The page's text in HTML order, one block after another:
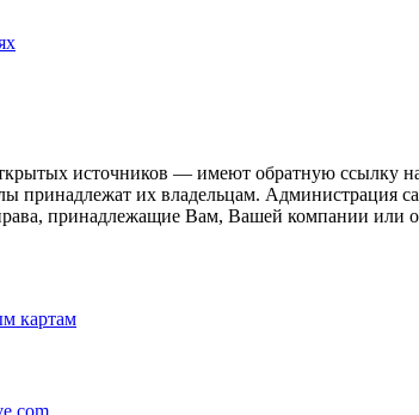
источников — имеют обратную ссылку
принадлежат их владельцам. Администрация
принадлежащие Вам, Вашей компании или
картам